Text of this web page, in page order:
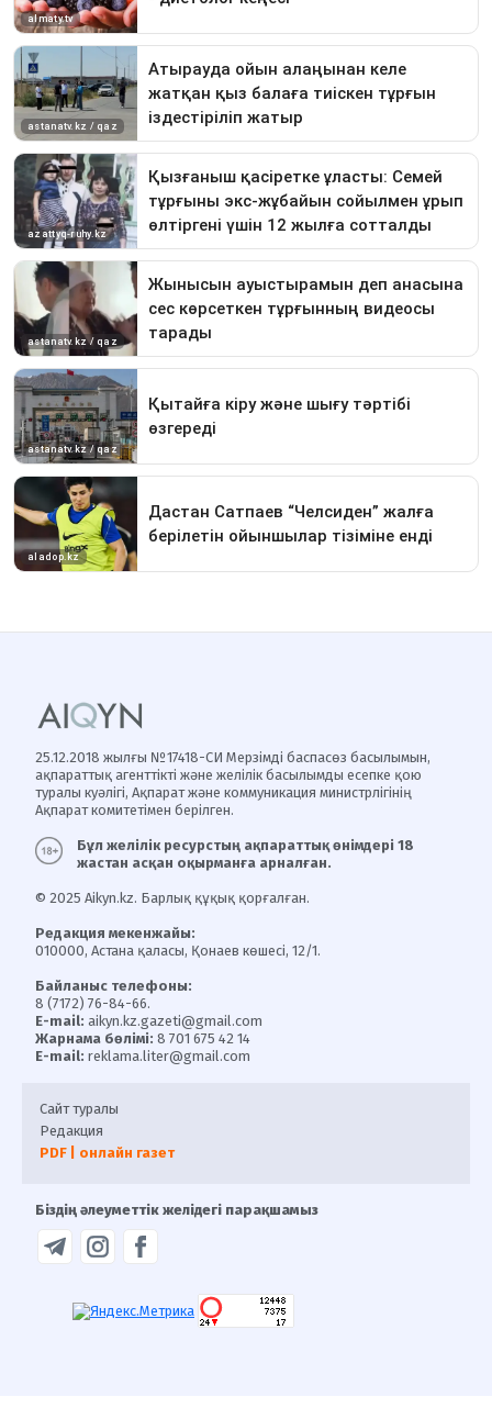
25.12.2018 жылғы №17418-СИ Мерзімді баспасөз басылымын,
ақпараттық агенттікті және желілік басылымды есепке қою
туралы куәлігі, Ақпарат және коммуникация министрлігінің
Ақпарат комитетімен берілген.
Бұл желілік ресурстың ақпараттық өнімдері 18
жастан асқан оқырманға арналған.
© 2025 Aikyn.kz. Барлық құқық қорғалған.
Редакция мекенжайы:
010000, Астана қаласы, Қонаев көшесі, 12/1.
Байланыс телефоны:
8 (7172) 76-84-66.
E-mail: aikyn.kz.gazeti@gmail.com
Жарнама бөлімі: 8 701 675 42 14
E-mail: reklama.liter@gmail.com
Сайт туралы
Редакция
PDF | онлайн газет
Біздің әлеуметтік желідегі парақшамыз